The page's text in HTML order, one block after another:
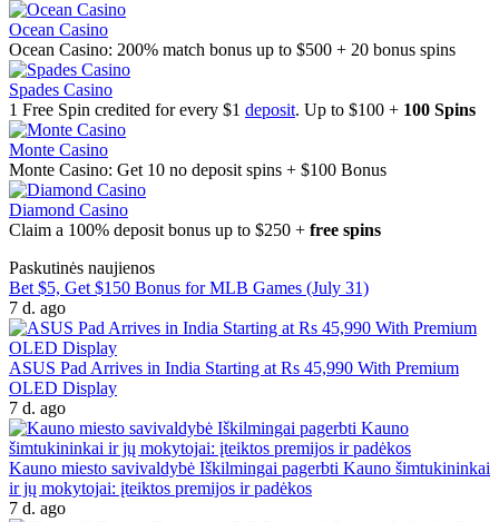
Ocean Casino
Ocean Casino: 200% match bonus up to $500 + 20 bonus spins
Spades Casino
1 Free Spin credited for every $1 deposit. Up to $100 + 100 Spins
Monte Casino
Monte Casino: Get 10 no deposit spins + $100 Bonus
Diamond Casino
Claim a 100% deposit bonus up to $250 + free spins
Paskutinės naujienos
Bet $5, Get $150 Bonus for MLB Games (July 31)
7 d. ago
ASUS Pad Arrives in India Starting at Rs 45,990 With Premium
OLED Display
7 d. ago
Kauno miesto savivaldybė Iškilmingai pagerbti Kauno šimtukininkai
ir jų mokytojai: įteiktos premijos ir padėkos
7 d. ago